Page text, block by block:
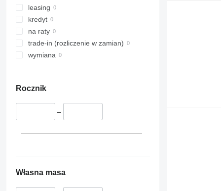
leasing
kredyt
na raty
trade-in (rozliczenie w zamian)
wymiana
Rocznik
–
Własna masa